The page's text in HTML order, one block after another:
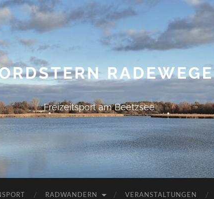
RADEWEGE
Freizeitsport am Beetzsee
RADWANDERN VERANSTALTUNGEN